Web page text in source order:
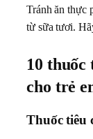
Tránh ăn thực
từ sữa tươi.
10
cho trẻ
Thuốc tiêu